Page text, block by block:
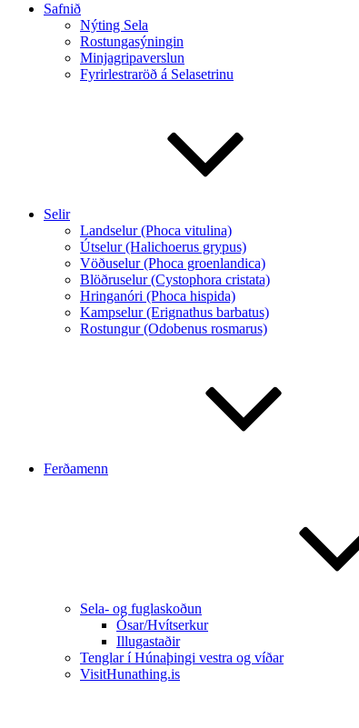
Safnið
Nýting Sela
Rostungasýningin
Minjagripaverslun
Fyrirlestraröð á Selasetrinu
Selir
Landselur (Phoca vitulina)
Útselur (Halichoerus grypus)
Vöðuselur (Phoca groenlandica)
Blöðruselur (Cystophora cristata)
Hringanóri (Phoca hispida)
Kampselur (Erignathus barbatus)
Rostungur (Odobenus rosmarus)
Ferðamenn
Sela- og fuglaskoðun
Ósar/Hvítserkur
Illugastaðir
Tenglar í Húnaþingi vestra og víðar
VisitHunathing.is